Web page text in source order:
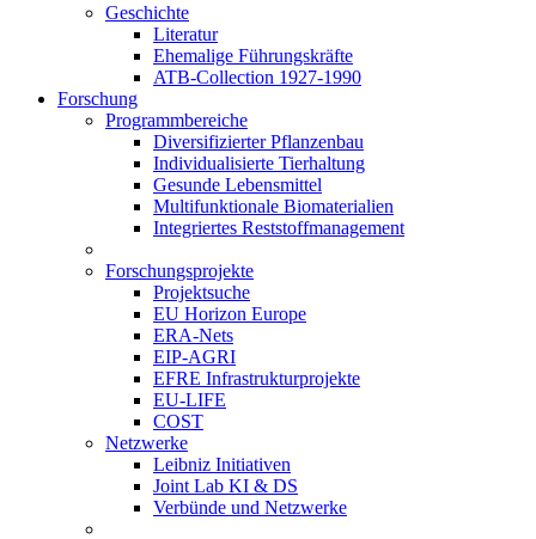
Geschichte
Literatur
Ehemalige Führungskräfte
ATB-Collection 1927-1990
Forschung
Programmbereiche
Diversifizierter Pflanzenbau
Individualisierte Tierhaltung
Gesunde Lebensmittel
Multifunktionale Biomaterialien
Integriertes Reststoffmanagement
Forschungsprojekte
Projektsuche
EU Horizon Europe
ERA-Nets
EIP-AGRI
EFRE Infrastrukturprojekte
EU-LIFE
COST
Netzwerke
Leibniz Initiativen
Joint Lab KI & DS
Verbünde und Netzwerke